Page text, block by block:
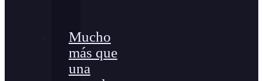
Mucho
más que
una